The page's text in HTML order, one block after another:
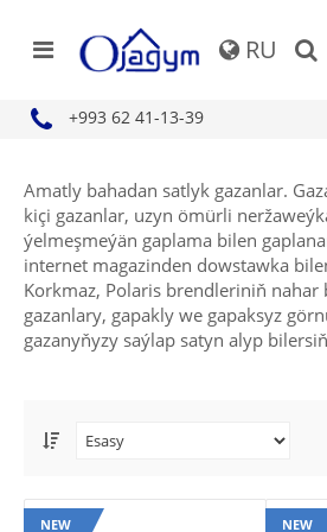
RU
+993 62 41-13-39
Amatly bahadan satlyk gazanlar.
kiçi gazanlar, uzyn ömürli
ýelmeşmeýän gaplama bilen
internet magazinden dowstawka
Korkmaz, Polaris brendleriniň nahar
gazanlary, gapakly we gapaksyz
gazanyňyzy saýlap satyn alyp
NEW NEW